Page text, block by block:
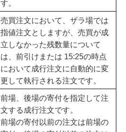
す。
売買注文において、ザラ場では
指値注文としますが、売買が成
立しなかった残数量について
は、前引けまたは 15:25の時点
において成行注文に自動的に変
更して執行される注文です。
前場、後場の寄付を指定して注
文する成行注文です。
前場の寄付以前の注文は前場の